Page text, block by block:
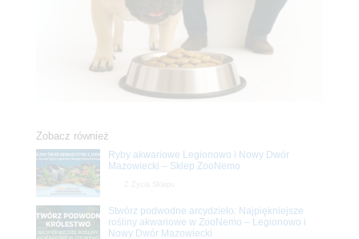
Zobacz również
Ryby akwariowe Legionowo i Nowy Dwór
Mazowiecki – Sklep ZooNemo
Stwórz podwodne arcydzieło: Najpiękniejsze
rośliny akwariowe w ZooNemo – Legionowo i
Nowy Dwór Mazowiecki